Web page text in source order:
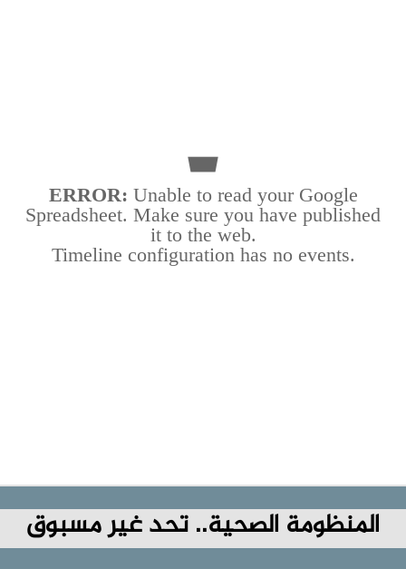
ERROR: Unable to read your Google
Spreadsheet. Make sure you have published
it to the web.
Timeline configuration has no events.
المنظومة الصحية.. تحد غير مسبوق